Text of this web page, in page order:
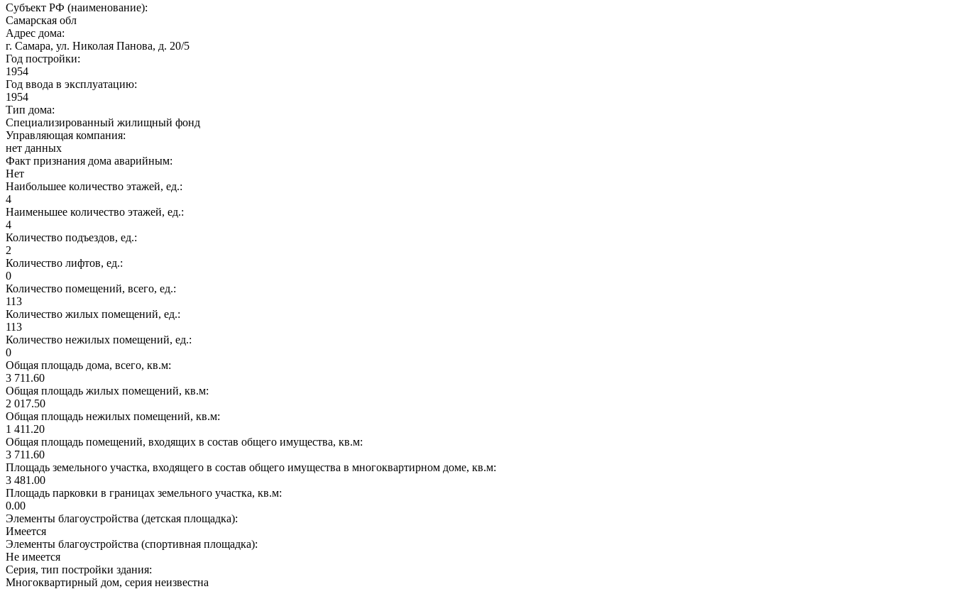
Субъект РФ (наименование):
Самарская обл
Адрес дома:
г. Самара, ул. Николая Панова, д. 20/5
Год постройки:
1954
Год ввода в эксплуатацию:
1954
Тип дома:
Специализированный жилищный фонд
Управляющая компания:
нет данных
Факт признания дома аварийным:
Нет
Наибольшее количество этажей, ед.:
4
Наименьшее количество этажей, ед.:
4
Количество подъездов, ед.:
2
Количество лифтов, ед.:
0
Количество помещений, всего, ед.:
113
Количество жилых помещений, ед.:
113
Количество нежилых помещений, ед.:
0
Общая площадь дома, всего, кв.м:
3 711.60
Общая площадь жилых помещений, кв.м:
2 017.50
Общая площадь нежилых помещений, кв.м:
1 411.20
Общая площадь помещений, входящих в состав общего имущества, кв.м:
3 711.60
Площадь земельного участка, входящего в состав общего имущества в многоквартирном доме, кв.м:
3 481.00
Площадь парковки в границах земельного участка, кв.м:
0.00
Элементы благоустройства (детская площадка):
Имеется
Элементы благоустройства (спортивная площадка):
Не имеется
Серия, тип постройки здания:
Многоквартирный дом, серия неизвестна